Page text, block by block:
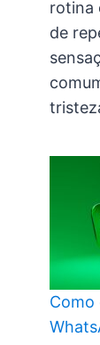
rotina
de
Como